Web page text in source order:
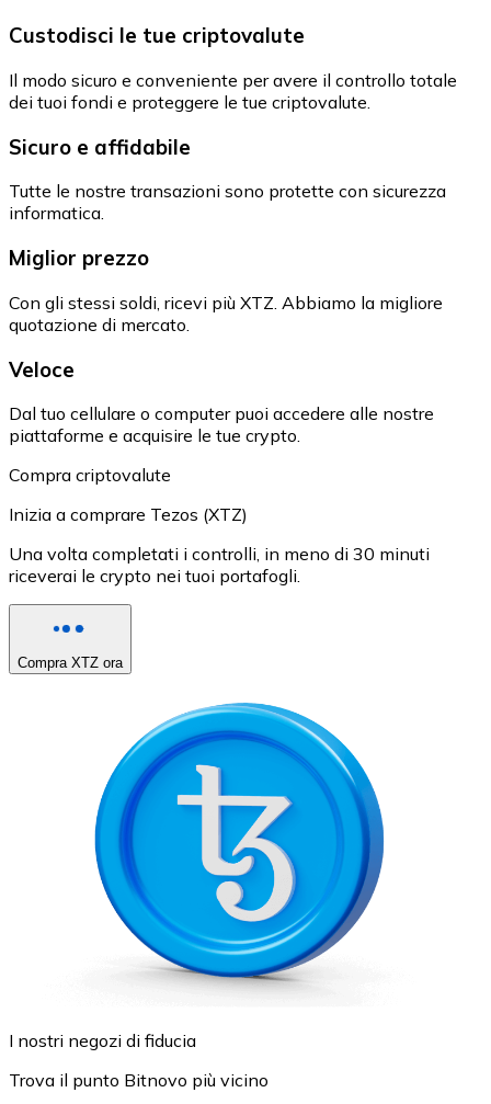
Custodisci le tue criptovalute
Il modo sicuro e conveniente per avere il controllo totale
dei tuoi fondi e proteggere le tue criptovalute.
Sicuro e affidabile
Tutte le nostre transazioni sono protette con sicurezza
informatica.
Miglior prezzo
Con gli stessi soldi, ricevi più XTZ. Abbiamo la migliore
quotazione di mercato.
Veloce
Dal tuo cellulare o computer puoi accedere alle nostre
piattaforme e acquisire le tue crypto.
Compra criptovalute
Inizia a comprare Tezos (XTZ)
Una volta completati i controlli, in meno di 30 minuti
riceverai le crypto nei tuoi portafogli.
Compra XTZ ora
I nostri negozi di fiducia
Trova il punto Bitnovo più vicino